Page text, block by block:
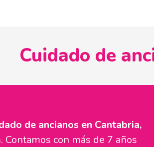
Cuidado de
de ancianos en Cantabria,
Contamos con más de 7 años